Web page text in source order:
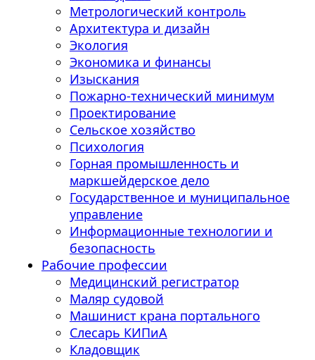
Метрологический контроль
Архитектура и дизайн
Экология
Экономика и финансы
Изыскания
Пожарно-технический минимум
Проектирование
Сельское хозяйство
Психология
Горная промышленность и
маркшейдерское дело
Государственное и муниципальное
управление
Информационные технологии и
безопасность
Рабочие профессии
Медицинский регистратор
Маляр судовой
Машинист крана портального
Слесарь КИПиА
Кладовщик